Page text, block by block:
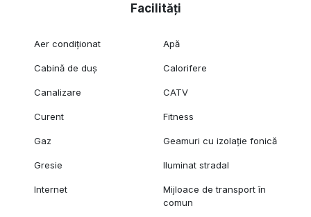
Facilități
Aer condiționat Apă
Cabină de duș Calorifere
Canalizare CATV
Curent Fitness
Gaz Geamuri cu izolație fonică
Gresie Iluminat stradal
Internet
Mijloace de transport în
comun